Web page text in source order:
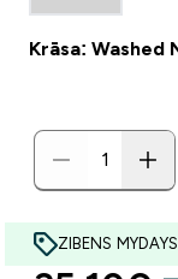
Krāsa: Washed
ZIBENS